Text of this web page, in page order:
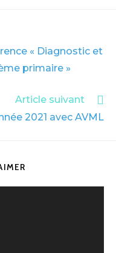
« Diagnostic et
primaire »
Article suivant
2021 avec AVML